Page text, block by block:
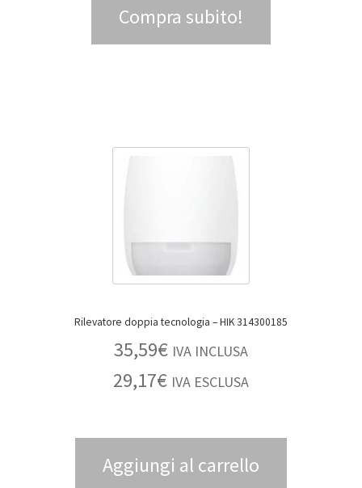
Compra subito!
Rilevatore doppia tecnologia – HIK 314300185
35,59€ IVA INCLUSA
29,17€ IVA ESCLUSA
Aggiungi al carrello